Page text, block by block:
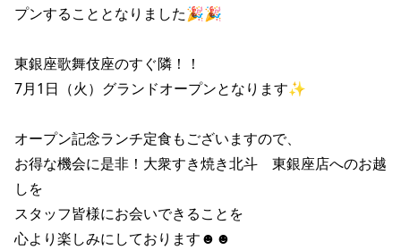
プンすることとなりました🎉🎉
東銀座歌舞伎座のすぐ隣！！
7月1日（火）グランドオープンとなります✨
オープン記念ランチ定食もございますので、
お得な機会に是非！大衆すき焼き北斗　東銀座店へのお越
しを
スタッフ皆様にお会いできることを
心より楽しみにしております☻☻